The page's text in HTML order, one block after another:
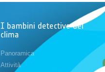
I bambini detective del
clima
Panoramica
Attività